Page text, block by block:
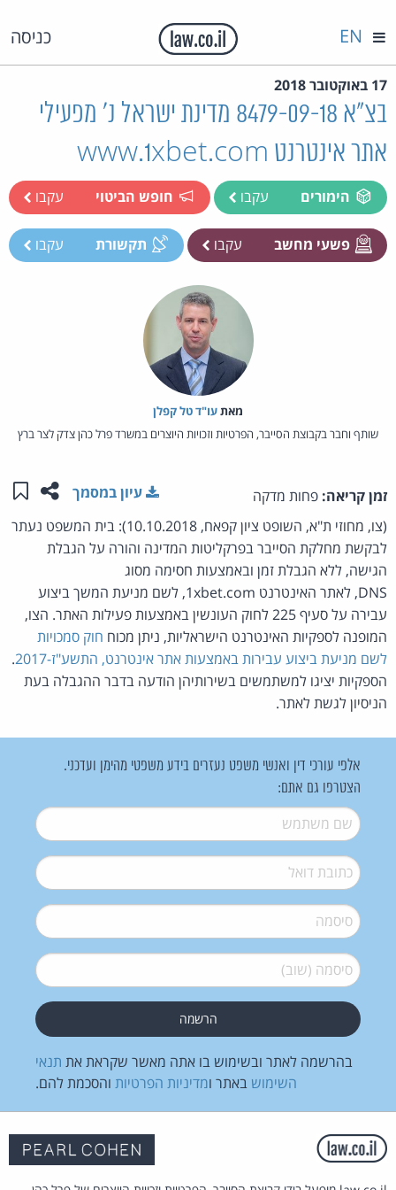
כניסה EN
17 באוקטובר 2018
בצ"א 8479-09-18 מדינת ישראל נ' מפעילי
אתר אינטרנט www.1xbet.com
הימורים עקבו חופש הביטוי עקבו
פשעי מחשב עקבו תקשורת עקבו
מאת‏עו"ד טל קפלן
שותף וחבר בקבוצת הסייבר, הפרטיות וזכויות היוצרים במשרד פרל כהן צדק לצר ברץ
זמן קריאה: פחות מדקה שתפו
עיון במסמך
(צו, מחוזי ת"א, השופט ציון קפאח, 10.10.2018): בית המשפט נעתר
לבקשת מחלקת הסייבר בפרקליטות המדינה והורה על הגבלת
הגישה, ללא הגבלת זמן ובאמצעות חסימה מסוג
DNS, לאתר האינטרנט 1xbet.com, לשם מניעת המשך ביצוע
עבירה על סעיף 225 לחוק העונשין באמצעות פעילות האתר. הצו,
המופנה לספקיות האינטרנט הישראליות, ניתן מכוח חוק סמכויות
לשם מניעת ביצוע עבירות באמצעות אתר אינטרנט, התשע"ז-2017
.
הספקיות יציגו למשתמשים בשירותיהן הודעה בדבר ההגבלה בעת
הניסיון לגשת לאתר.
אלפי עורכי דין ואנשי משפט נעזרים בידע משפטי מהימן ועדכני.
הצטרפו גם אתם:
שם משתמש*
דואל*
סיסמה*
סיסמה (שוב)*
בהרשמה לאתר ובשימוש בו אתה מאשר שקראת את תנאי
השימוש באתר ומדיניות הפרטיות והסכמת להם.